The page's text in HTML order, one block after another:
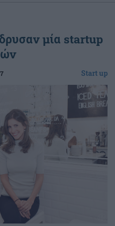
μία startup
Start up